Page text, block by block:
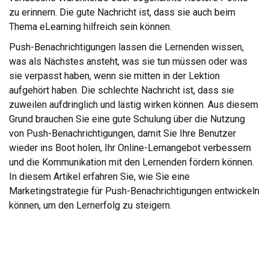
zu erinnern. Die gute Nachricht ist, dass sie auch beim
Thema eLearning hilfreich sein können.
Push-Benachrichtigungen lassen die Lernenden wissen,
was als Nächstes ansteht, was sie tun müssen oder was
sie verpasst haben, wenn sie mitten in der Lektion
aufgehört haben. Die schlechte Nachricht ist, dass sie
zuweilen aufdringlich und lästig wirken können. Aus diesem
Grund brauchen Sie eine gute Schulung über die Nutzung
von Push-Benachrichtigungen, damit Sie Ihre Benutzer
wieder ins Boot holen, Ihr Online-Lernangebot verbessern
und die Kommunikation mit den Lernenden fördern können.
In diesem Artikel erfahren Sie, wie Sie eine
Marketingstrategie für Push-Benachrichtigungen entwickeln
können, um den Lernerfolg zu steigern.